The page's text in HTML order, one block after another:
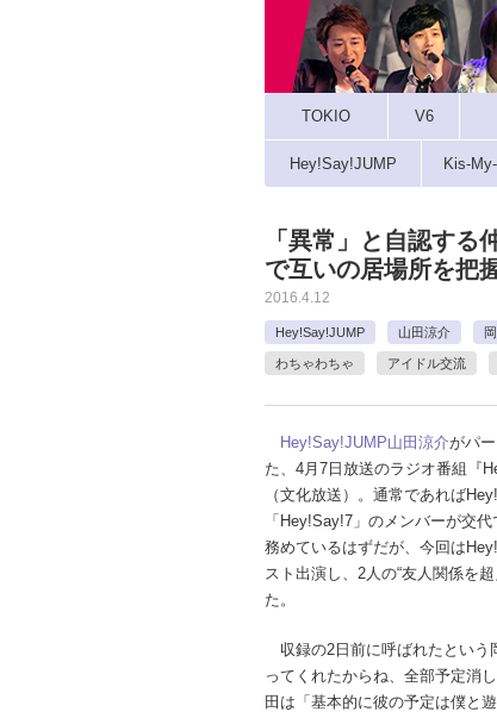
TOKIO V6
Hey!Say!JUMP Kis-
「異常」と自認す
で互いの居場所を把
2016.4.12
Hey!Say!JUMP 山田涼介
わちゃわちゃ アイドル交流
Hey!Say!JUMP山田涼介がパ
た、4月7日放送のラジオ番組『
（文化放送）。通常であれば
「Hey!Say!7」のメンバーが交
務めているはずだが、今回は
スト出演し、2人の“友人関係を
た。
収録の2日前に呼ばれたという
ってくれたからね、全部予定消
田は「基本的に彼の予定は僕と